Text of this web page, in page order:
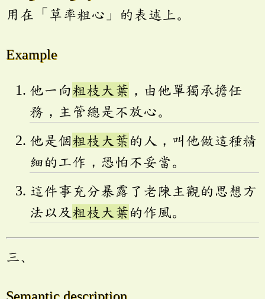
用在「草率粗心」的表述上。
Example
他一向粗枝大葉 ，由他單獨承擔任
務，主管總是不放心。
他是個粗枝大葉的人，叫他做這種精
細的工作，恐怕不妥當。
這件事充分暴露了老陳主觀的思想方
法以及 粗枝大葉的作風。
三、